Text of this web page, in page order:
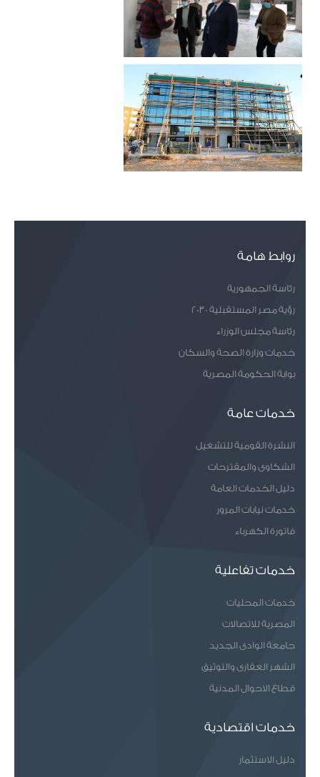
روابط هامة
رئاسة الجمهورية
رؤية مصر المستقبلية 2030
رئاسة مجلس الوزراء
خدمات وزارة الصحة والسكان
بوابة الحكومة المصرية
خدمات عامة
النشرة القومية للتشغيل
الشكاوى والمقترحات
دليل الخدمات العامة
خدمات نيابات المرور
فاتورة الكهرباء
خدمات تفاعلية
خدمات المحليات
المصرية للاتصالات
جامعة الوادى الجديد
الشهر العقارى والتوثيق
قطاع الاحوال المدنية
خدمات اقتصادية
دليل الاستثمار